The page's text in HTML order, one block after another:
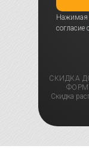
СКИДКА
Скидка
Нажимая
согласие с